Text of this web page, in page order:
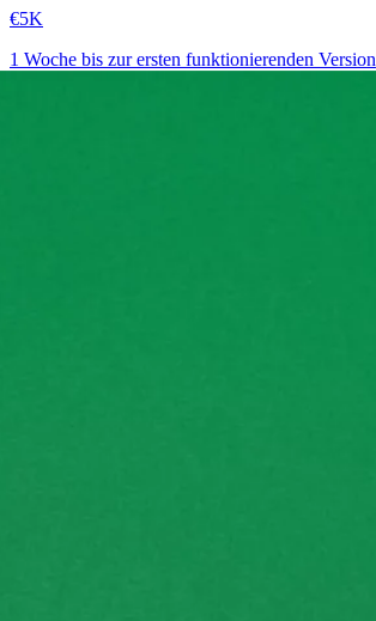
€5K
1 Woche bis zur ersten funktionierenden Version